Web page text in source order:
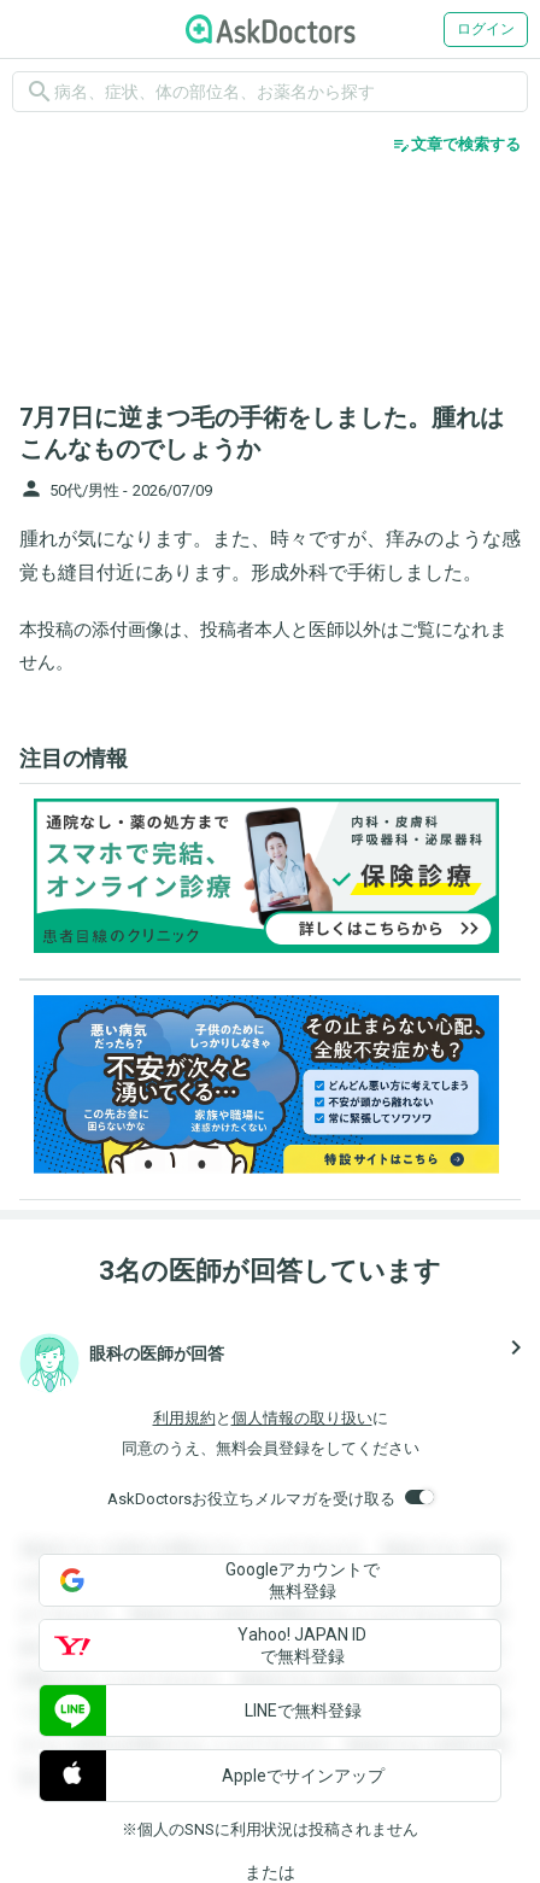
ログイン
search
edit_note文章で検索する
7月7日に逆まつ毛の手術をしました。腫れは
こんなものでしょうか
person 50代/男性 - 2026/07/09
腫れが気になります。また、時々ですが、痒みのような感
覚も縫目付近にあります。形成外科で手術しました。
本投稿の添付画像は、投稿者本人と医師以外はご覧になれま
せん。
注目の情報
3名の医師が回答しています
眼科の医師が回答 navigate_next
利用規約 と 個人情報の取り扱いに
同意のうえ、無料会員登録をしてください
AskDoctorsお役立ちメルマガを受け取る
登録すると回答を閲覧することができます。登録すると回答
を閲覧することができます。登録すると回答を閲覧すること
ができます。登録すると回答を閲覧することができます。登
録すると回答を閲覧することができます。登録すると回答を
閲覧することができます。登録すると回答を閲覧することが
できます。登録すると回答を閲覧することができます。登録
すると回答を閲覧することができます。登録すると回答を閲
覧することができます。
Googleアカウントで
無料登録
Yahoo! JAPAN ID
で無料登録
LINEで無料登録
Appleでサインアップ
※個人のSNSに利用状況は投稿されません
または